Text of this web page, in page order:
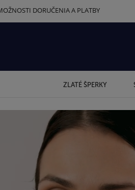
DORUČENIA A PLATBY
ZLATÉ ŠPERKY